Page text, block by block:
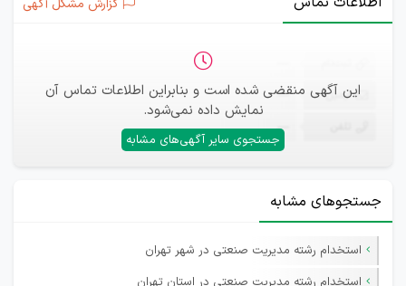
گزارش مشکل آگهی
این آگهی منقضی شده است و بنابراین اطلاعات تماس آن
نمایش داده نمی‌شود.
جستجوی سایر آگهی‌های مشابه
ایمیل —
—
جستجوهای مشابه
استخدام رشته مدیریت صنعتی در شهر تهران
استخدام رشته مدیریت صنعتی در استان تهران